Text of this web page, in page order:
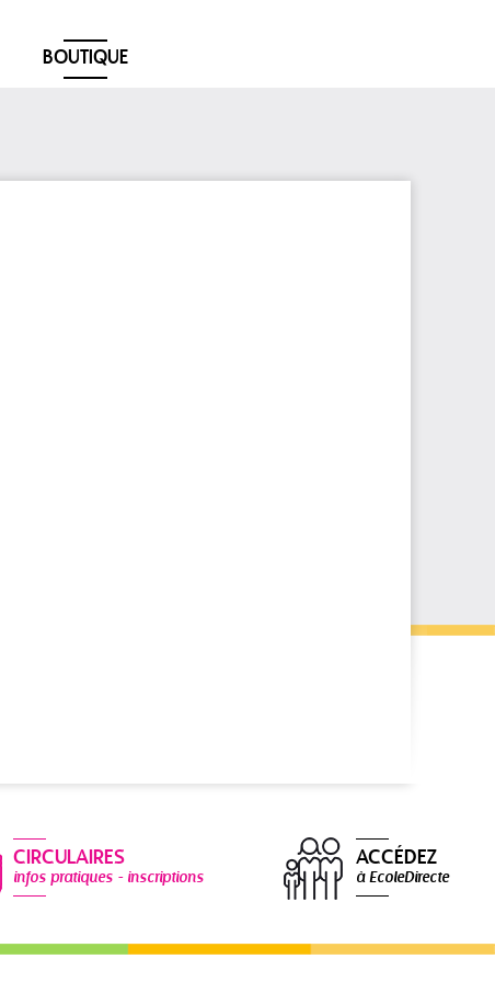
BOUTIQUE
CIRCULAIRES
infos pratiques - inscriptions
ACCÉDEZ
à EcoleDirecte